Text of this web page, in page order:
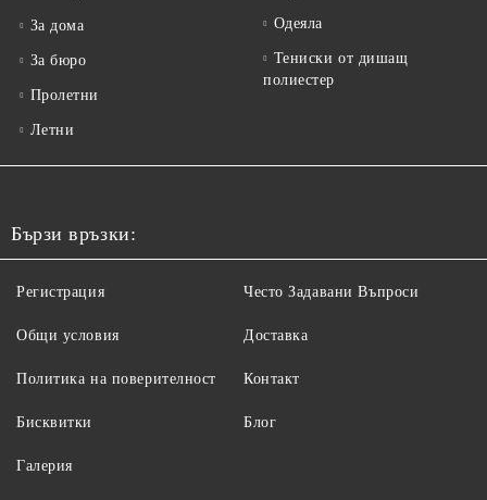
За дома
За бюро
Пролетни
Летни
Одеяла
Тениски от дишащ
полиестер
Бързи връзки:
Регистрация
Общи условия
Политика на поверителност
Бисквитки
Често Задавани Въпроси
Доставка
Контакт
Блог
Галерия